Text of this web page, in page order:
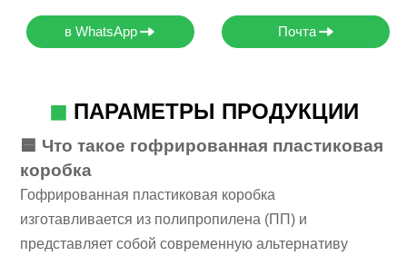
в WhatsApp Почта
◼ ПАРАМЕТРЫ ПРОДУКЦИИ
🟦 Что такое гофрированная пластиковая
коробка
Гофрированная пластиковая коробка
изготавливается из полипропилена (ПП) и
представляет собой современную альтернативу